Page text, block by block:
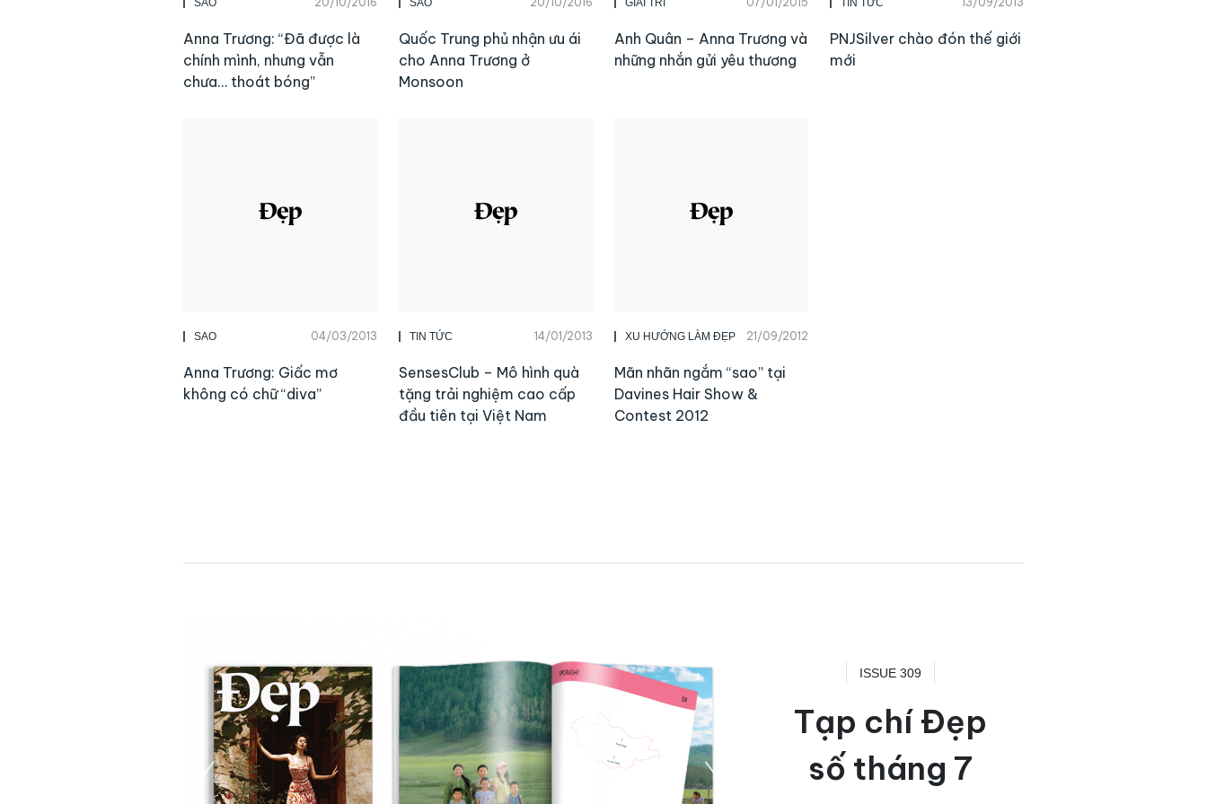
Anna Trương: “Đã được là
chính mình, nhưng vẫn
chưa… thoát bóng”
Quốc Trung phủ nhận ưu ái
cho Anna Trương ở
Monsoon
Anh Quân – Anna Trương và
những nhắn gửi yêu thương
PNJSilver chào đón thế giới
mới
SAO 04/03/2013
Anna Trương: Giấc mơ
không có chữ “diva”
TIN TỨC 14/01/2013
SensesClub – Mô hình quà
tặng trải nghiệm cao cấp
đầu tiên tại Việt Nam
XU HƯỚNG LÀM ĐẸP 21/09/2012
Mãn nhãn ngắm “sao” tại
Davines Hair Show &
Contest 2012
ISSUE 309
Tạp chí Đẹp
số tháng 7